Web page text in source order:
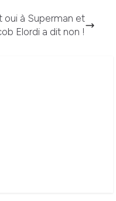
oui à Superman et
Elordi a dit non !